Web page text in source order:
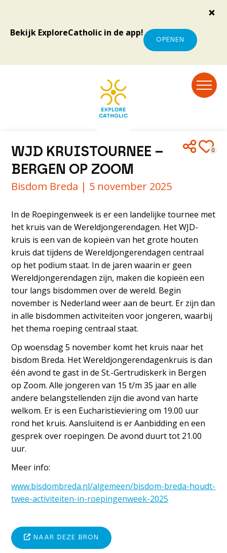
Bekijk ExploreCatholic in de app!
OPENEN
0
WJD KRUISTOURNEE –
BERGEN OP ZOOM
Bisdom Breda | 5 november 2025
In de Roepingenweek is er een landelijke tournee met
het kruis van de Wereldjongerendagen. Het WJD-
kruis is een van de kopieën van het grote houten
kruis dat tijdens de Wereldjongerendagen centraal
op het podium staat. In de jaren waarin er geen
Wereldjongerendagen zijn, maken die kopieën een
tour langs bisdommen over de wereld. Begin
november is Nederland weer aan de beurt. Er zijn dan
in alle bisdommen activiteiten voor jongeren, waarbij
het thema roeping centraal staat.
Op woensdag 5 november komt het kruis naar het
bisdom Breda. Het Wereldjongerendagenkruis is dan
één avond te gast in de St.-Gertrudiskerk in Bergen
op Zoom. Alle jongeren van 15 t/m 35 jaar en alle
andere belangstellenden zijn die avond van harte
welkom. Er is een Eucharistieviering om 19.00 uur
rond het kruis. Aansluitend is er Aanbidding en een
gesprek over roepingen. De avond duurt tot 21.00
uur.
Meer info:
www.bisdombreda.nl/algemeen/bisdom-breda-houdt-
twee-activiteiten-in-roepingenweek-2025
NAAR DEZE BRON